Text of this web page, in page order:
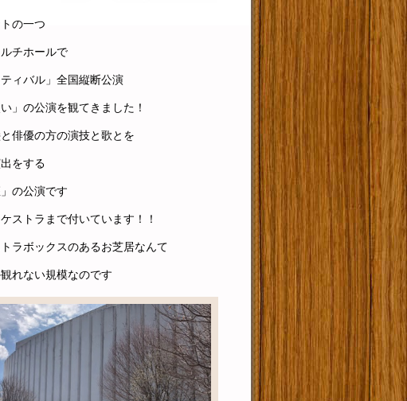
の一つ
チホールで
ティバル」全国縦断公演
」の公演を観てきました！
俳優の方の演技と歌とを
をする
の公演です
ストラまで付いています！！
トラボックスのあるお芝居なんて
れない規模なのです